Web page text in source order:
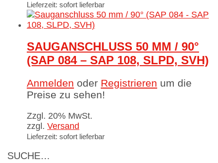
Lieferzeit: sofort lieferbar
SAUGANSCHLUSS 50 MM / 90°
(SAP 084 – SAP 108, SLPD, SVH)
Anmelden oder Registrieren um die
Preise zu sehen!
Zzgl. 20% MwSt.
zzgl. Versand
Lieferzeit: sofort lieferbar
SUCHE…